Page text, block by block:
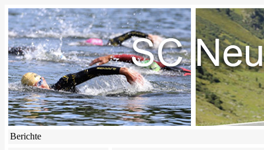
Berichte